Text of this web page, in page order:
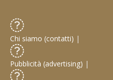
Chi siamo (contatti) |
Pubblicità (advertising) |